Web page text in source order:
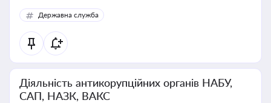
Державна служба
Діяльність антикорупційних органів НАБУ,
САП, НАЗК, ВАКС